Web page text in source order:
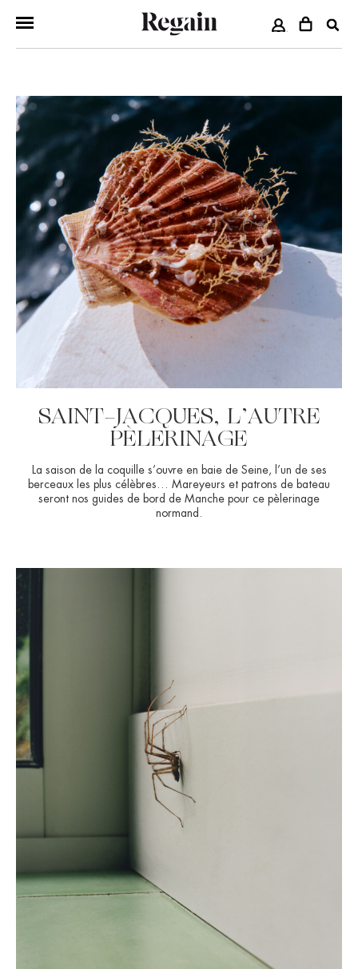
COMPTE
SAINT-JACQUES, L’AUTRE
PÈLERINAGE
La saison de la coquille s’ouvre en baie de Seine, l’un de ses
berceaux les plus célèbres… Mareyeurs et patrons de bateau
seront nos guides de bord de Manche pour ce pèlerinage
normand.